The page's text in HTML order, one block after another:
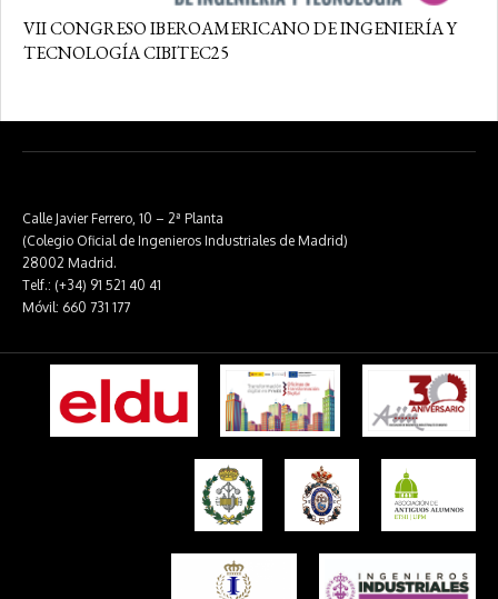
VII CONGRESO IBEROAMERICANO DE INGENIERÍA Y
TECNOLOGÍA CIBITEC25
Calle Javier Ferrero, 10 – 2ª Planta
(Colegio Oficial de Ingenieros Industriales de Madrid)
28002 Madrid.
Telf.: (+34) 91 521 40 41
Móvil: 660 731 177